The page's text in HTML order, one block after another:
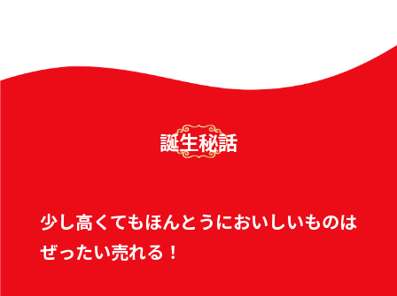
誕生秘話
少し高くてもほんとうにおいしいものは
ぜったい売れる！